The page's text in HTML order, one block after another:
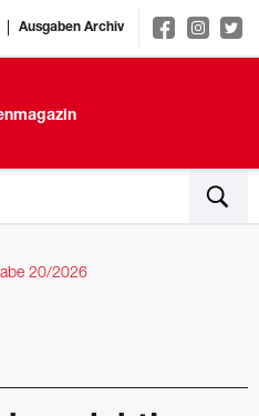
Ausgaben Archiv
20/2026